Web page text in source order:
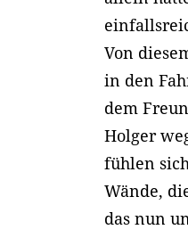
Von
in den
dem
Holger
fühlen
Wände,
das nun